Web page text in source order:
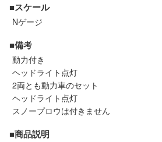
北海道・東北
中部
中国・四国
■スケール
Nゲージ
■備考
動力付き
ヘッドライト点灯
2両とも動力車のセット
ヘッドライト点灯
スノープロウは付きません
■商品説明